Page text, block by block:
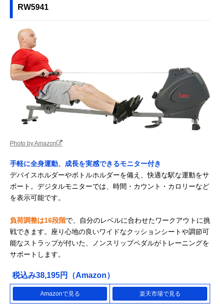
RW5941
Photo by Amazon
手軽に全身運動、成長を実感できるモニター付き
デバイスホルダーやボトルホルダーを備え、快適な駅な運動をサ
ポート。デジタルモニターでは、時間・カウント・カロリーなど
を表示可能です。
負荷調整は16段階で、自分のレベルに合わせたワークアウトに挑
戦できます。座り心地の良いワイドなクッションシートや調節可
能なストラップが付いた、ノンスリップペダルがトレーニングを
サポートします。
税込み38,195円（Amazon）
Amazonで見る 楽天市場で見る